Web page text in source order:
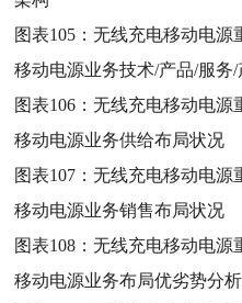
图表105：无线充电移动电源
移动电源业务技术/产品/服务
图表106：无线充电移动电源
移动电源业务供给布局状况
图表107：无线充电移动电源
移动电源业务销售布局状况
图表108：无线充电移动电源
移动电源业务布局优劣势分析